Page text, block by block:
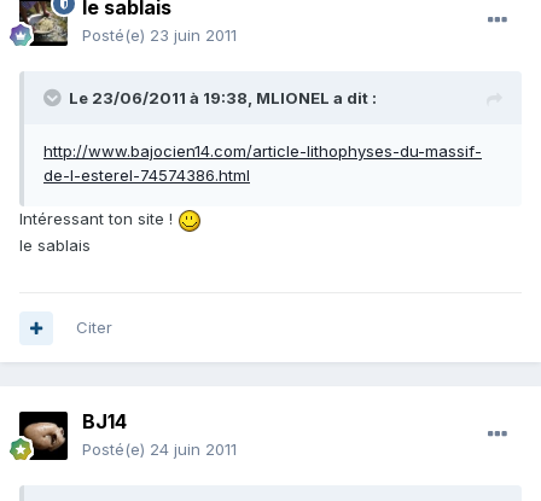
le sablais
Posté(e) 23 juin 2011
Le 23/06/2011 à 19:38, MLIONEL a dit :
http://www.bajocien14.com/article-lithophyses-du-massif-
de-l-esterel-74574386.html
Intéressant ton site !
le sablais
Citer
BJ14
Posté(e) 24 juin 2011